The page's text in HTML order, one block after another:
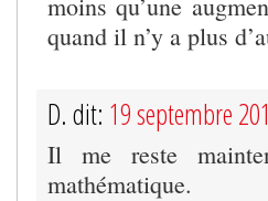
quand il n’y a plus
D. dit: 19 septembre
Il me reste
mathématique.